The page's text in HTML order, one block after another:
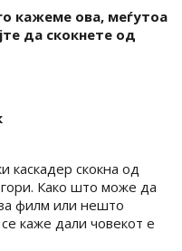
кажеме ова, меѓутоа
да скокнете од
каскадер скокна од
Како што може да
филм или нешто
каже дали човекот е